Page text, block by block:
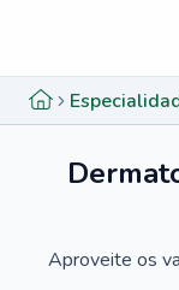
Aproveite os